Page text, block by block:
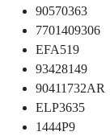
90570363
7701409306
EFA519
93428149
90411732AR
ELP3635
1444P9